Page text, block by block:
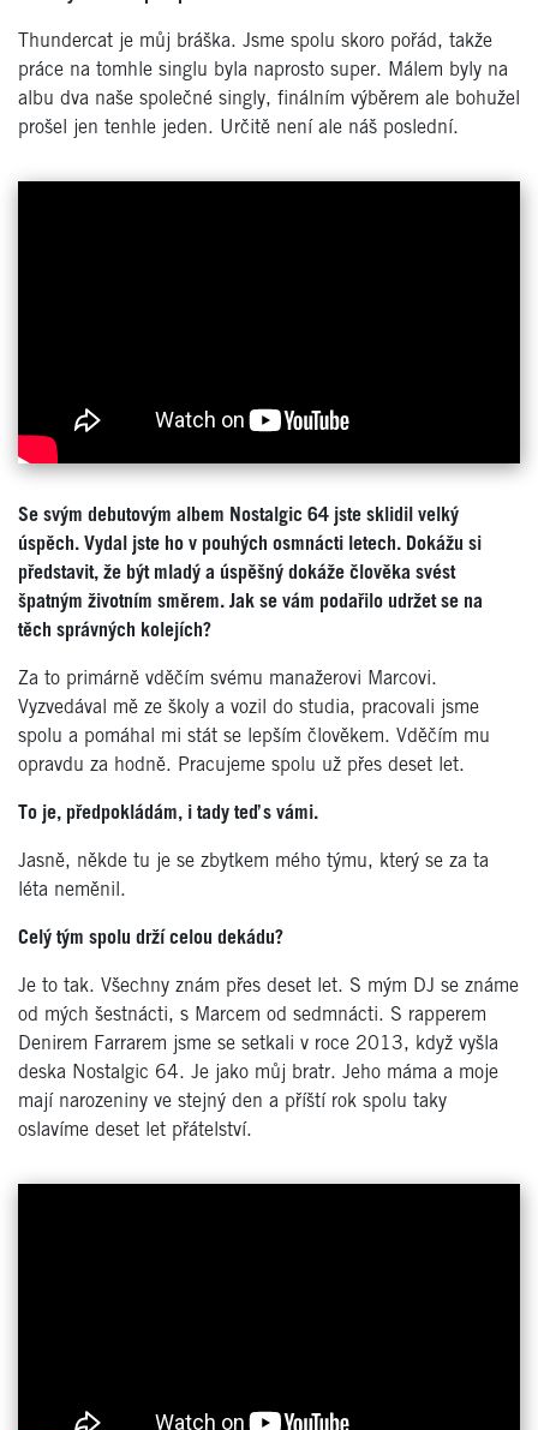
Thundercat je můj bráška. Jsme spolu skoro pořád, takže
práce na tomhle singlu byla naprosto super. Málem byly na
albu dva naše společné singly, finálním výběrem ale bohužel
prošel jen tenhle jeden. Určitě není ale náš poslední.
Se svým debutovým albem Nostalgic 64 jste sklidil velký
úspěch. Vydal jste ho v pouhých osmnácti letech. Dokážu si
představit, že být mladý a úspěšný dokáže člověka svést
špatným životním směrem. Jak se vám podařilo udržet se na
těch správných kolejích?
Za to primárně vděčím svému manažerovi Marcovi.
Vyzvedával mě ze školy a vozil do studia, pracovali jsme
spolu a pomáhal mi stát se lepším člověkem. Vděčím mu
opravdu za hodně. Pracujeme spolu už přes deset let.
To je, předpokládám, i tady teď s vámi.
Jasně, někde tu je se zbytkem mého týmu, který se za ta
léta neměnil.
Celý tým spolu drží celou dekádu?
Je to tak. Všechny znám přes deset let. S mým DJ se známe
od mých šestnácti, s Marcem od sedmnácti. S rapperem
Denirem Farrarem jsme se setkali v roce 2013, když vyšla
deska Nostalgic 64. Je jako můj bratr. Jeho máma a moje
mají narozeniny ve stejný den a příští rok spolu taky
oslavíme deset let přátelství.